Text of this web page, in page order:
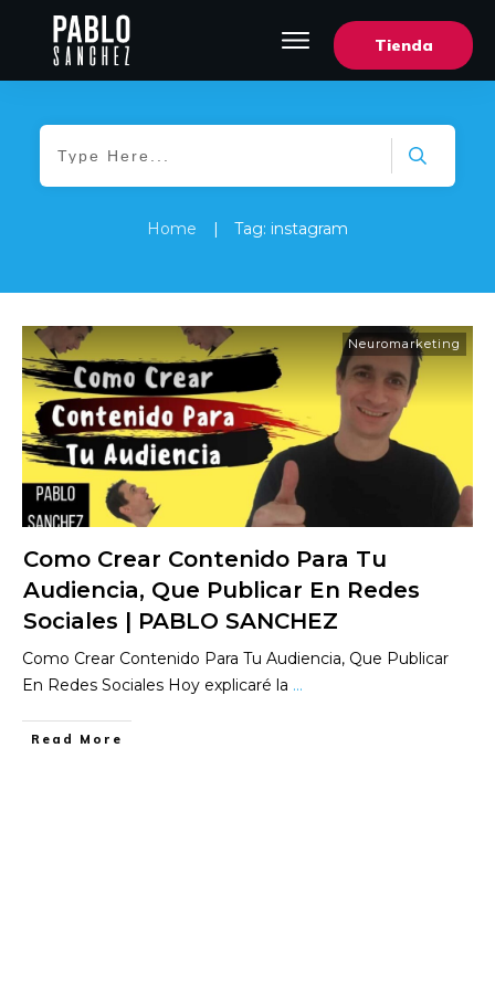
Tienda
Home Tag: instagram
Neuromarketing
Como Crear Contenido Para Tu
Audiencia, Que Publicar En Redes
Sociales | PABLO SANCHEZ
Como Crear Contenido Para Tu Audiencia, Que Publicar
En Redes Sociales Hoy explicaré la ...
​Read More